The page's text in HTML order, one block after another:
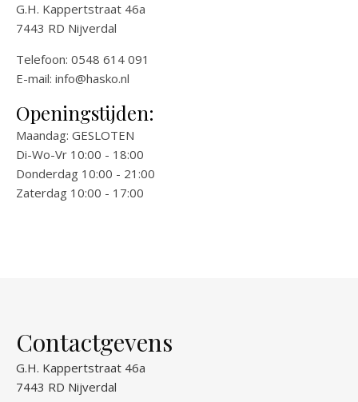
G.H. Kappertstraat 46a
7443 RD Nijverdal
Telefoon: 0548 614 091
E-mail: info@hasko.nl
Openingstijden:
Maandag: GESLOTEN
Di-Wo-Vr 10:00 - 18:00
Donderdag 10:00 - 21:00
Zaterdag 10:00 - 17:00
Contactgevens
G.H. Kappertstraat 46a
7443 RD Nijverdal